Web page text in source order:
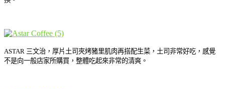
ASTAR 三文治，厚片土司夾烤豬里肌肉再搭配生菜，土司非常好吃，感覺
不是向一般店家所購買，整體吃起來非常的清爽。